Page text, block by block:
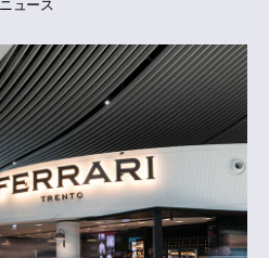
ニュース